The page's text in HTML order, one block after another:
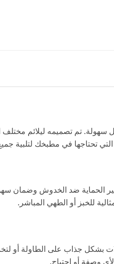
الأمثل لتحضير الأطباق بكل سهولة. تم تصميمه
تحتاجها في مطبخك لتلبية
الحماية ضد الخدوش وضمان
للخبز أو الطهي المباشر.
بشكل جذاب على الطاولة